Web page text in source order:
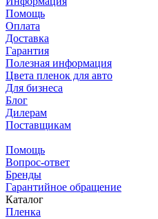
Помощь
Оплата
Доставка
Гарантия
Полезная информация
Цвета пленок для авто
Для бизнеса
Блог
Дилерам
Поставщикам
Помощь
Вопрос-ответ
Бренды
Гарантийное обращение
Каталог
Пленка